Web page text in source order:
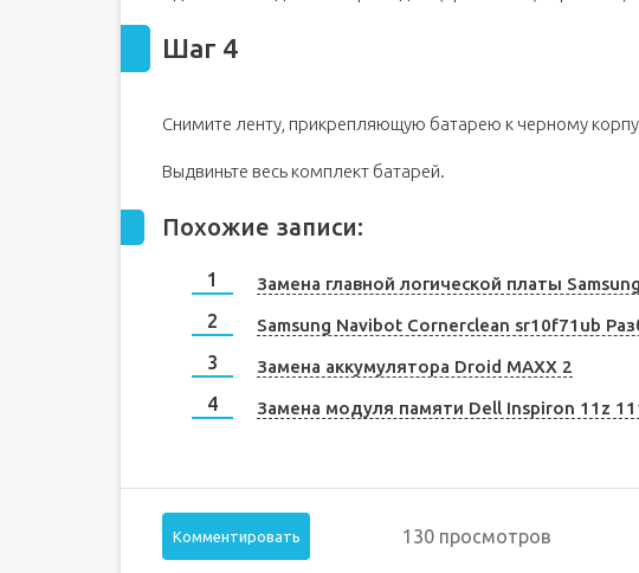
Шаг 4
Снимите ленту, прикрепляющую батарею к черному
Выдвиньте весь комплект батарей.
Похожие записи:
Замена главной логической платы
Samsung Navibot Cornerclean sr10f71ub
Замена аккумулятора Droid MAXX 2
Замена модуля памяти Dell Inspiron 11z
Комментировать 130 просмотров